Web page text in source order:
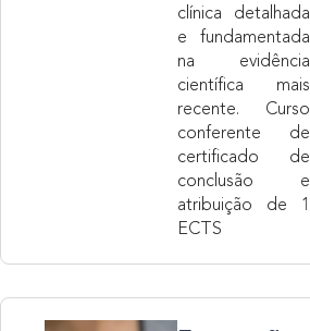
clínica detalhada
e fundamentada
na evidência
científica mais
recente.
Curso
conferente de
certificado de
conclusão e
atribuição de 1
ECTS